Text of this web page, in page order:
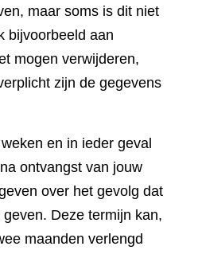
maar soms is dit niet
bijvoorbeeld aan
mogen verwijderen,
zijn de gegevens
en in ieder geval
ontvangst van jouw
over het gevolg dat
Deze termijn kan,
maanden verlengd